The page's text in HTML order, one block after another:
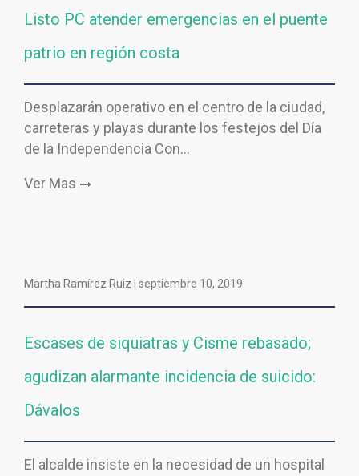
Listo PC atender emergencias en el puente
patrio en región costa
Desplazarán operativo en el centro de la ciudad,
carreteras y playas durante los festejos del Día
de la Independencia Con…
Ver Mas
Martha Ramírez Ruiz | septiembre 10, 2019
Escases de siquiatras y Cisme rebasado;
agudizan alarmante incidencia de suicido:
Dávalos
El alcalde insiste en la necesidad de un hospital